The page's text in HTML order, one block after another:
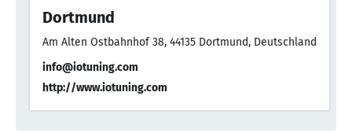
Dortmund
Am Alten Ostbahnhof 38, 44135 Dortmund, Deutschland
info@iotuning.com
http://www.iotuning.com